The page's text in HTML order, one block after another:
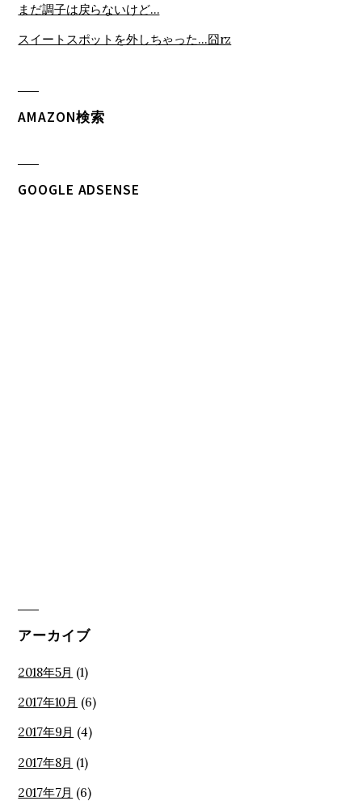
まだ調子は戻らないけど…
スイートスポットを外しちゃった…囧rz
AMAZON検索
GOOGLE ADSENSE
アーカイブ
2018年5月 (1)
2017年10月 (6)
2017年9月 (4)
2017年8月 (1)
2017年7月 (6)